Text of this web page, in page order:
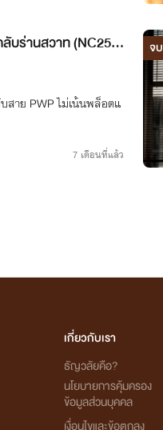
บร่านสวาท (NC25+
สาย PWP ไม่เน้นพล็อตแ
7 เดือนที่แล้ว
จบ
เกี่ยวกับเรา
ธัญวลัยคือ?
นโยบายการคุ้มครอง
ข้อมูลส่วนบุคคล